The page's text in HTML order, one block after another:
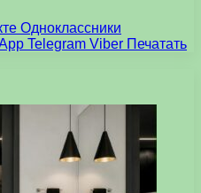
Одноклассники
Telegram Viber Печатать